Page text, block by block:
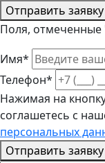
Отправить заявку
Поля,
Имя*
Телефон*
Нажимая на
соглашетесь с
персональных
Отправить заявку